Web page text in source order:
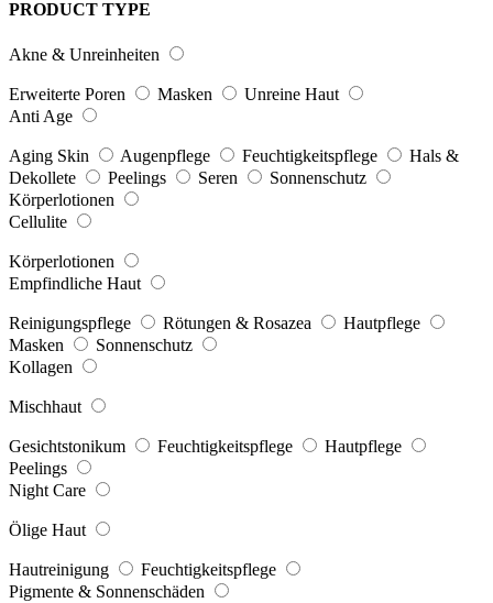
PRODUCT TYPE
Akne & Unreinheiten
Erweiterte Poren Masken
Unreine Haut
Anti Age
Aging Skin Augenpflege Feuchtigkeitspflege
Hals &
Dekollete
Peelings Seren
Sonnenschutz
Körperlotionen
Cellulite
Körperlotionen
Empfindliche Haut
Reinigungspflege Rötungen & Rosazea
Hautpflege
Masken
Sonnenschutz
Kollagen
Mischhaut
Gesichtstonikum Feuchtigkeitspflege
Hautpflege
Peelings
Night Care
Ölige Haut
Hautreinigung
Feuchtigkeitspflege
Pigmente & Sonnenschäden